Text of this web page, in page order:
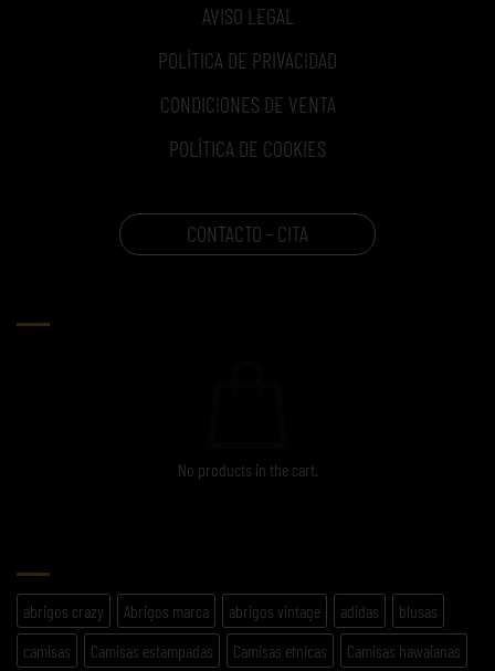
AVISO LEGAL
POLÍTICA DE PRIVACIDAD
CONDICIONES DE VENTA
POLÍTICA DE COOKIES
CONTACTO - CITA
No products in the cart.
abrigos crazy Abrigos marca abrigos vintage adidas
blusas
camisas
Camisas estampadas Camisas etnicas
Camisas hawaianas